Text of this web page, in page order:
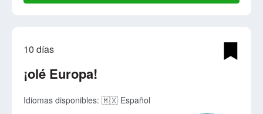
10 días
¡olé Europa!
Idiomas disponibles: 🇲🇽 Español